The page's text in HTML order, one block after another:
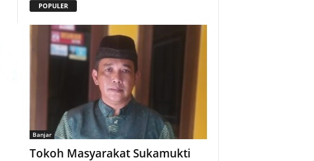
POPULER
Banjar
Tokoh Masyarakat Sukamukti